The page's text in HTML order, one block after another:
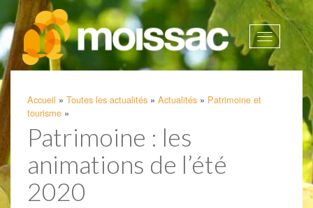
Afficher
la
Accueil » Toutes les actualités » Actualités » Patrimoine et
tourisme »
Patrimoine : les
animations de l’été
2020